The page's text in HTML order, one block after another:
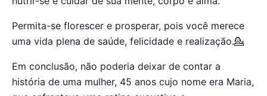
Permita-se florescer e prosperar, pois você merece
uma vida plena de saúde, felicidade e realização.💁
Em conclusão, não poderia deixar de contar a
história de uma mulher, 45 anos cujo nome era Maria,